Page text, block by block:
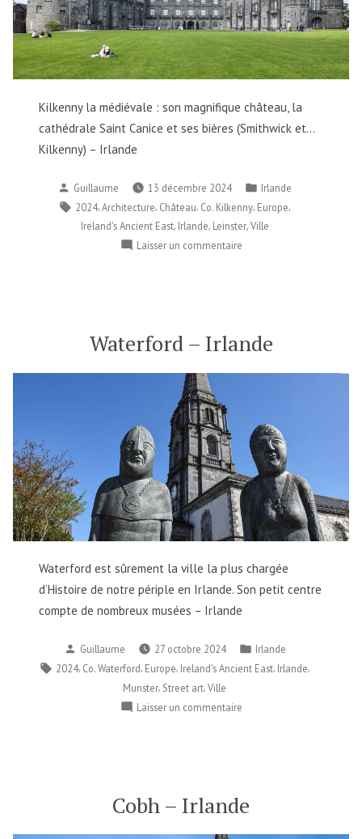
Kilkenny la médiévale : son magnifique château, la
cathédrale Saint Canice et ses bières (Smithwick et…
Kilkenny) – Irlande
Publié
par
Guillaume 13 décembre 2024
Publié
dans
Irlande
Étiquettes :
2024, Architecture Château Co. Kilkenny Europe
Ireland's Ancient East, Irlande Leinster, Ville
Laisser un commentairesur
Waterford – Irlande
Waterford est sûrement la ville la plus chargée
d’Histoire de notre périple en Irlande. Son petit centre
compte de nombreux musées – Irlande
Publié
par
Guillaume 27 octobre 2024
Publié
dans
Irlande
Étiquettes :
2024, Co. Waterford Europe Ireland's Ancient East, Irlande
Munster Street art Ville
Laisser un commentairesur
Cobh – Irlande